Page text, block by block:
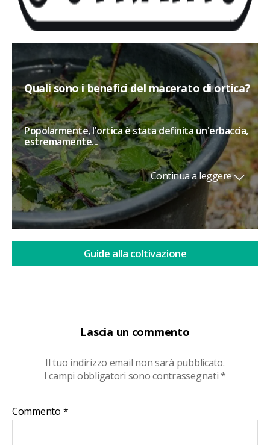
Lascia un commento
Il tuo indirizzo email non sarà pubblicato.
I campi obbligatori sono contrassegnati*
Commento *
Quali sono i benefici del macerato di ortica?
Popolarmente, l'ortica è stata definita un'erbaccia,
estremamente...
Continua a leggere
Guide alla coltivazione